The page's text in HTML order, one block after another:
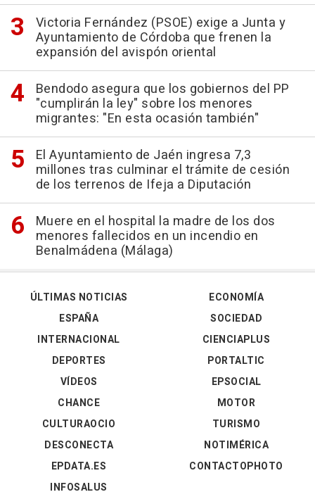
Victoria Fernández (PSOE) exige a Junta y
Ayuntamiento de Córdoba que frenen la
expansión del avispón oriental
Bendodo asegura que los gobiernos del PP
"cumplirán la ley" sobre los menores
migrantes: "En esta ocasión también"
El Ayuntamiento de Jaén ingresa 7,3
millones tras culminar el trámite de cesión
de los terrenos de Ifeja a Diputación
Muere en el hospital la madre de los dos
menores fallecidos en un incendio en
Benalmádena (Málaga)
ÚLTIMAS NOTICIAS
ESPAÑA
INTERNACIONAL
DEPORTES
VÍDEOS
ECONOMÍA
SOCIEDAD
CIENCIAPLUS
PORTALTIC
EPSOCIAL
CHANCE
CULTURAOCIO
DESCONECTA
EPDATA.ES
INFOSALUS
MOTOR
TURISMO
NOTIMÉRICA
CONTACTOPHOTO